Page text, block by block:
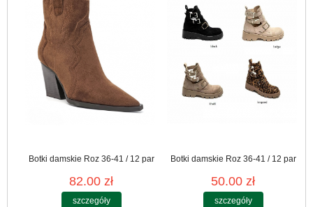
Botki damskie Roz 36-41 / 12 par
82.00 zł
szczegóły
Botki damskie Roz 36-41 / 12 par
50.00 zł
szczegóły